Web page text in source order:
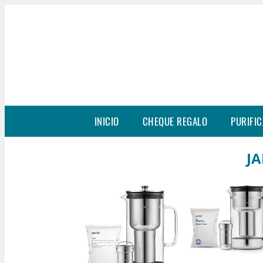
INICIO CHEQUE REGALO